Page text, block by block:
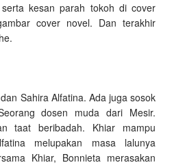
kesan parah tokoh di cover
cover novel. Dan terakhir
Sahira Alfatina. Ada juga sosok
dosen muda dari Mesir.
taat beribadah. Khiar mampu
melupakan masa lalunya
Khiar, Bonnieta merasakan